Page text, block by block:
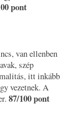
pont
van ellenben
szép
itt inkább
vezetnek. A
87/100 pont